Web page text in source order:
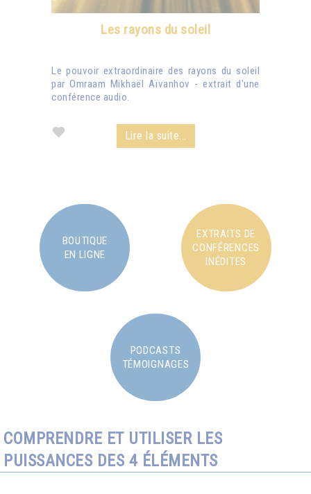
Les rayons du soleil
Le pouvoir extraordinaire des rayons du soleil
par Omraam Mikhaël Aïvanhov - extrait d'une
conférence audio.
Lire la suite...
BOUTIQUE
EN LIGNE
EXTRAITS DE
CONFÉRENCES
INÉDITES
PODCASTS
TÉMOIGNAGES
COMPRENDRE ET UTILISER LES
PUISSANCES DES 4 ÉLÉMENTS